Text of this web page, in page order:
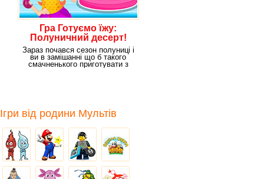
Гра Готуємо їжу:
Полуничний десерт!
Зараз почався сезон полуниці і
ви в замішанні що б такого
смачненького приготувати з
Ігри від родини Мультів